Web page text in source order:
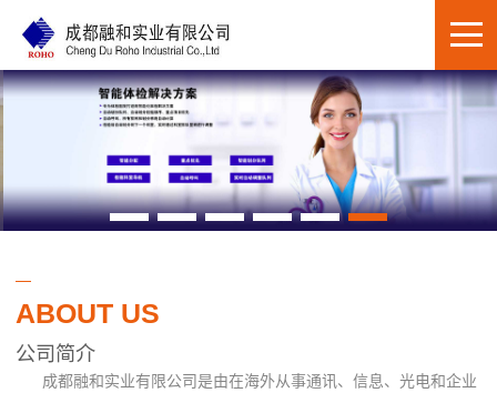
ABOUT US
公司简介
成都融和实业有限公司是由在海外从事通讯、信息、光电和企业